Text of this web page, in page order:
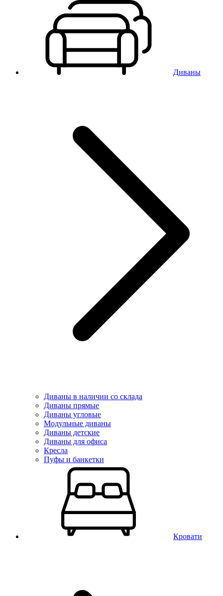
Диваны
Диваны в наличии со склада
Диваны прямые
Диваны угловые
Модульные диваны
Диваны детские
Диваны для офиса
Кресла
Пуфы и банкетки
Кровати